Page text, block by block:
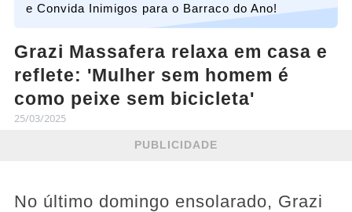
e Convida Inimigos para o Barraco do Ano!
Grazi Massafera relaxa em casa e
reflete: 'Mulher sem homem é
como peixe sem bicicleta'
25/03/2025
PUBLICIDADE
No último domingo ensolarado, Grazi